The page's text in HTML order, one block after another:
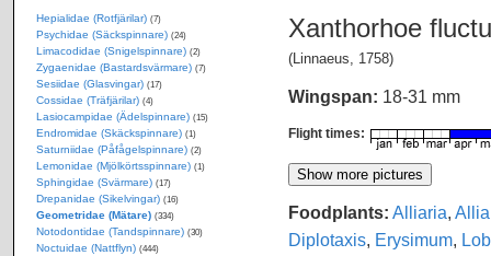
Xanthorhoe
(Linnaeus, 1758)
Wingspan: 18-31 mm
Flight times:
Foodplants: Alliaria,
Diplotaxis, Erysimum,
Hepialidae (Rotfjärilar) (7)
Psychidae (Säckspinnare) (24)
Limacodidae (Snigelspinnare) (2)
Zygaenidae (Bastardsvärmare) (7)
Sesiidae (Glasvingar) (17)
Cossidae (Träfjärilar) (4)
Lasiocampidae (Ädelspinnare) (15)
Endromidae (Skäckspinnare) (1)
Saturniidae (Påfågelspinnare) (2)
Lemonidae (Mjölkörtsspinnare) (1)
Sphingidae (Svärmare) (17)
Drepanidae (Sikelvingar) (16)
Geometridae (Mätare) (334)
Notodontidae (Tandspinnare) (30)
Noctuidae (Nattflyn) (444)